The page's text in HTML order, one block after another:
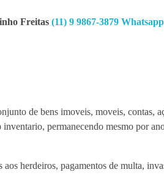
Freitas (11) 9 9867-3879 Whatsapp
de bens imoveis, moveis, contas,
permanecendo mesmo por
herdeiros, pagamentos de multa,